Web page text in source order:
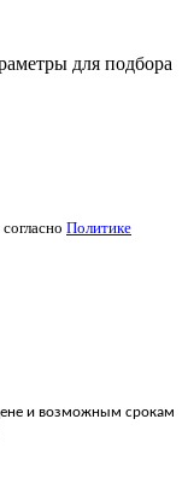
для подбора
Политике
и возможным срокам